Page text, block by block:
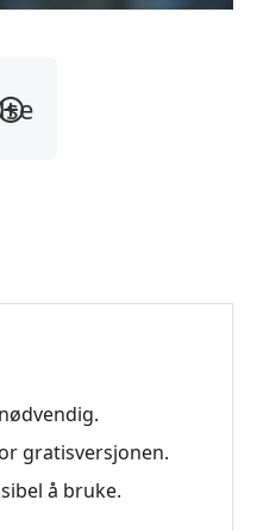
gratisversjonen.
å bruke.